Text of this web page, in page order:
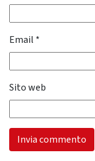
Email *
Sito web